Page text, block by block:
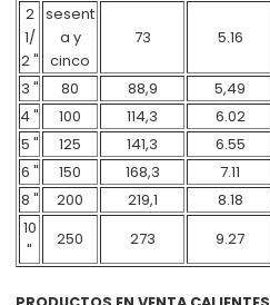
2
1/
2 "
sesent
a y
cinco
73 5.16
3 " 80 88,9 5,49
4 "
100 114,3 6.02
5 "
125 141,3 6.55
6 "
150 168,3 7.11
8 "
200 219,1 8.18
10
"
250 273 9.27